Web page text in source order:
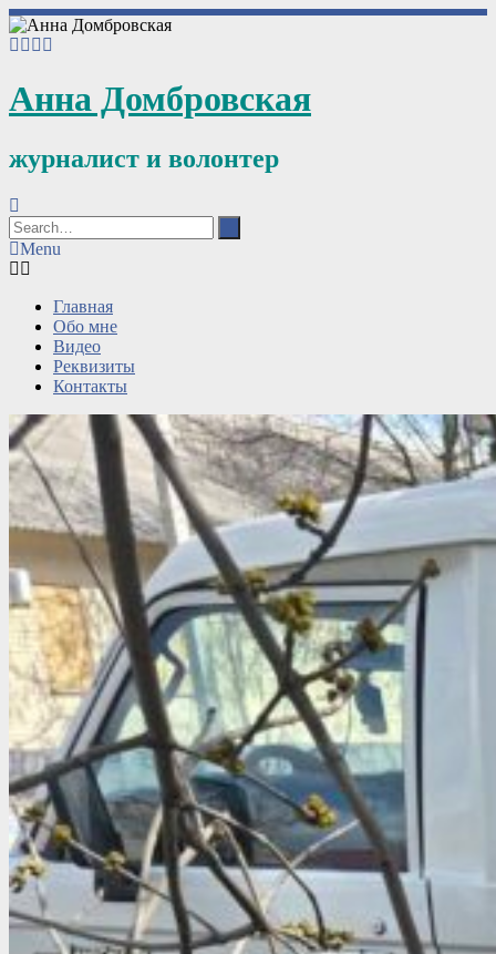
Анна Домбровская
журналист и волонтер
Menu
Главная
Обо мне
Видео
Реквизиты
Контакты